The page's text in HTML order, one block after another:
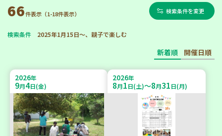
66件表示（1-18件表示） 検索条件を変更
検索条件 2025年1月15日～、親子で楽しむ
新着順 開催日順
2026年
9月4日(金)
2026年
8月1日(土)～8月31日(月)